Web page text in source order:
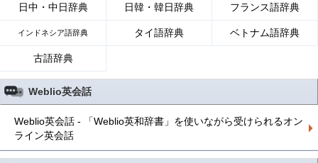
日中・中日辞典 日韓・韓日辞典 フランス語辞典
インドネシア語辞典 タイ語辞典 ベトナム語辞典
古語辞典
Weblio英会話
Weblio英会話 - 「Weblio英和辞書」を使いながら受けられるオン
ライン英会話